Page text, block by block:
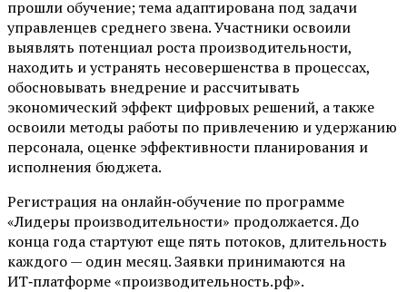
прошли обучение; тема адаптирована под задачи
управленцев среднего звена. Участники освоили
выявлять потенциал роста производительности,
находить и устранять несовершенства в процессах,
обосновывать внедрение и рассчитывать
экономический эффект цифровых решений, а также
освоили методы работы по привлечению и удержанию
персонала, оценке эффективности планирования и
исполнения бюджета.
Регистрация на онлайн‑обучение по программе
«Лидеры производительности» продолжается. До
конца года стартуют еще пять потоков, длительность
каждого — один месяц. Заявки принимаются на
ИТ‑платформе «производительность.рф».